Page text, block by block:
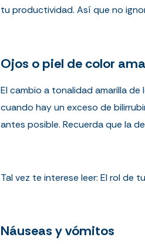
tu productividad. Así que no
Ojos o piel de color
El cambio a tonalidad amarilla
cuando hay un exceso de
antes posible. Recuerda que la
Tal vez te interese leer: El rol de
Náuseas y vómitos